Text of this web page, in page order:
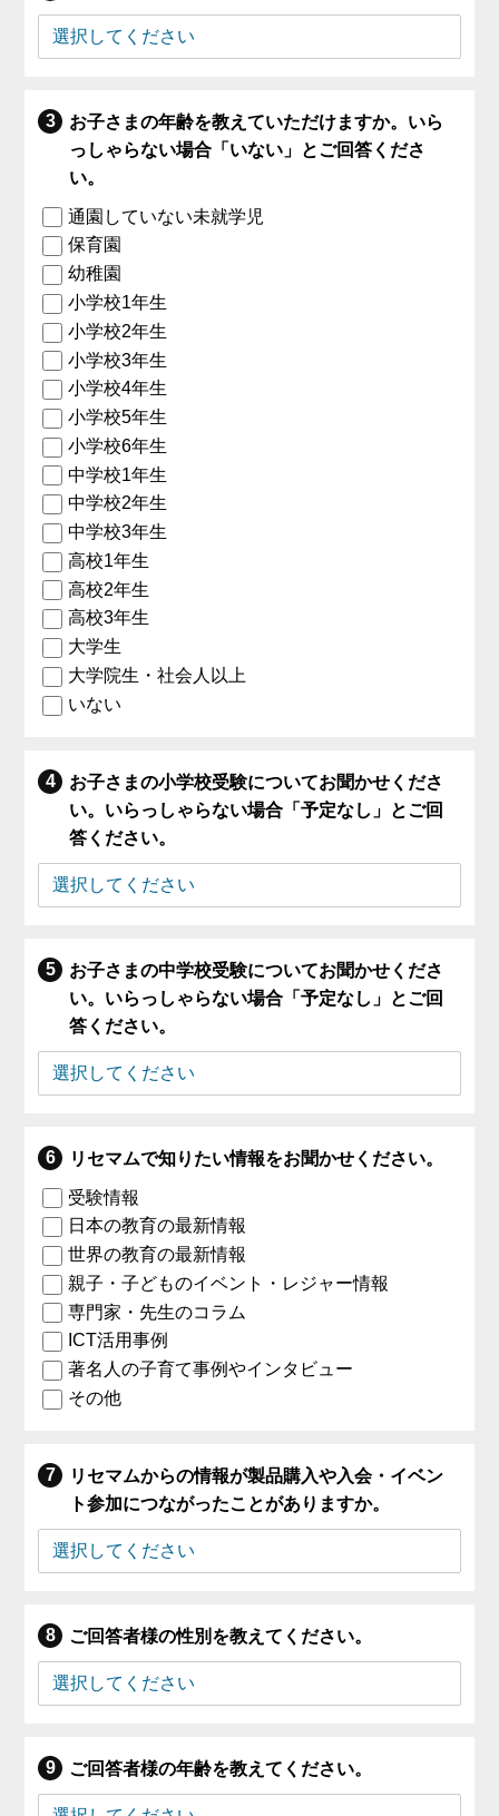
お子さまの年齢を教えていただけますか。いら
っしゃらない場合「いない」とご回答くださ
い。
通園していない未就学児
保育園
幼稚園
小学校1年生
小学校2年生
小学校3年生
小学校4年生
小学校5年生
小学校6年生
中学校1年生
中学校2年生
中学校3年生
高校1年生
高校2年生
高校3年生
大学生
大学院生・社会人以上
いない
お子さまの小学校受験についてお聞かせくださ
い。いらっしゃらない場合「予定なし」とご回
答ください。
お子さまの中学校受験についてお聞かせくださ
い。いらっしゃらない場合「予定なし」とご回
答ください。
リセマムで知りたい情報をお聞かせください。
受験情報
日本の教育の最新情報
世界の教育の最新情報
親子・子どものイベント・レジャー情報
専門家・先生のコラム
ICT活用事例
著名人の子育て事例やインタビュー
その他
リセマムからの情報が製品購入や入会・イベン
ト参加につながったことがありますか。
ご回答者様の性別を教えてください。
ご回答者様の年齢を教えてください。